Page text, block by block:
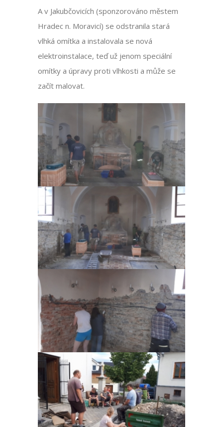
A v Jakubčovicích (sponzorováno městem
Hradec n. Moravicí) se odstranila stará
vlhká omítka a instalovala se nová
elektroinstalace, teď už jenom speciální
omítky a úpravy proti vlhkosti a může se
začít malovat.